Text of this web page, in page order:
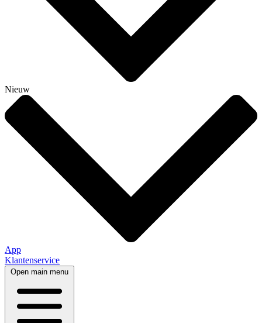
Nieuw
App
Klantenservice
Open main menu